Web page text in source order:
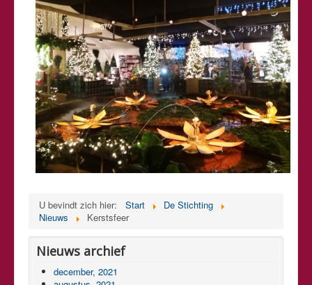
U bevindt zich hier: Start
De Stichting
Nieuws
Kerstsfeer
Nieuws archief
december, 2021